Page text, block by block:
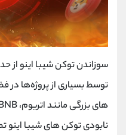
توسط بسیاری از پروژه‌ها در
نابودی توکن ‌های شیبا